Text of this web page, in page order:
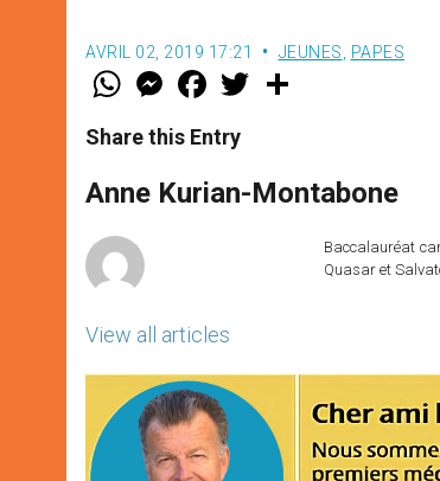
AVRIL 02, 2019 17:21 JEUNES PAPES
W
t
s
p
p
M
e
s
e
g
e
F
a
e
b
o
k
w
r
Share this Entry
Anne Kurian-Montabone
View all articles
Baccalauréat
Quasar et